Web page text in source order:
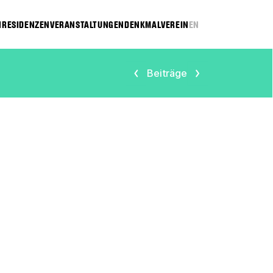
RESIDENZENVERANSTALTUNGENDENKMALVEREINEN
Beiträge